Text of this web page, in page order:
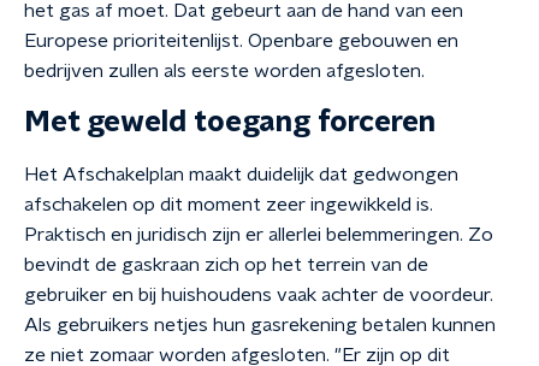
het gas af moet. Dat gebeurt aan de hand van een
Europese prioriteitenlijst. Openbare gebouwen en
bedrijven zullen als eerste worden afgesloten.
Met geweld toegang forceren
Het Afschakelplan maakt duidelijk dat gedwongen
afschakelen op dit moment zeer ingewikkeld is.
Praktisch en juridisch zijn er allerlei belemmeringen. Zo
bevindt de gaskraan zich op het terrein van de
gebruiker en bij huishoudens vaak achter de voordeur.
Als gebruikers netjes hun gasrekening betalen kunnen
ze niet zomaar worden afgesloten. "Er zijn op dit